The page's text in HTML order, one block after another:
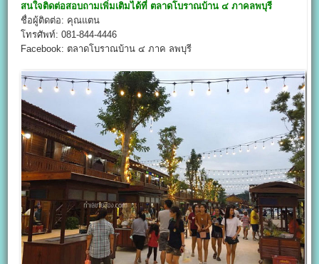
สนใจติดต่อสอบถามเพิ่มเติมได้ที่ ตลาดโบราณบ้าน ๔ ภาคลพบุรี
ชื่อผู้ติดต่อ: คุณแตน
โทรศัพท์: 081-844-4446
Facebook: ตลาดโบราณบ้าน ๔ ภาค ลพบุรี